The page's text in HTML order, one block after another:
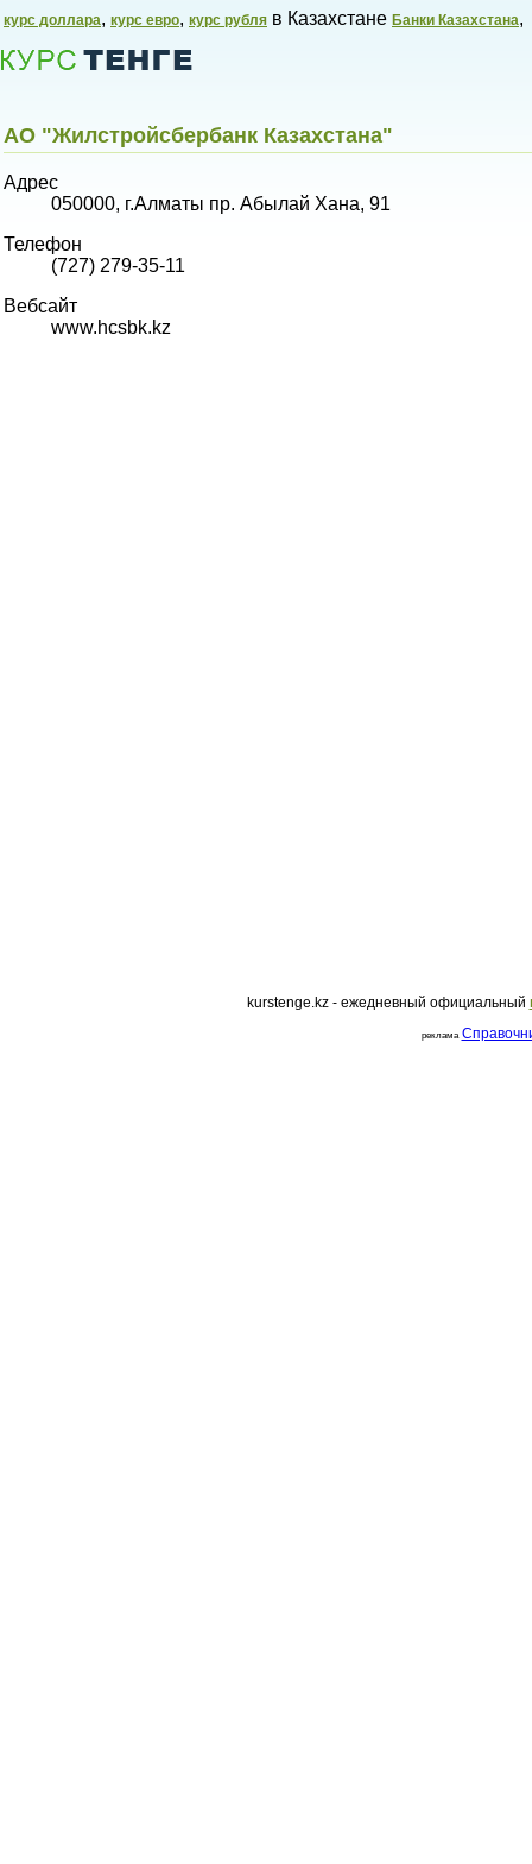
курс доллара, курс евро, курс рубля в Казахстане Банки Казахстана,
Курсы валют в Казахстане,
АО "Жилстройсбербанк Казахстана"
Адрес
050000, г.Алматы пр. Абылай Хана, 91
Телефон
(727) 279-35-11
Вебсайт
www.hcsbk.kz
kurstenge.kz - ежедневный официальный
реклама